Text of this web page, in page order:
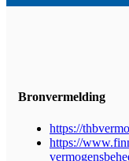
Bronvermelding
https://
https://